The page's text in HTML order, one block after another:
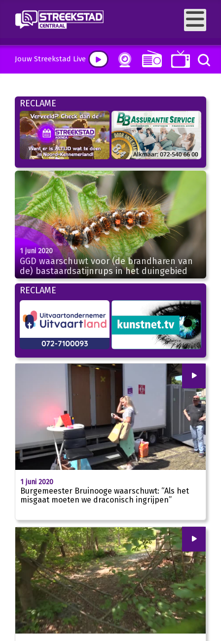
Jouw Streekstad Live
RECLAME
1 juni 2020
GGD waarschuwt voor (de brandharen van
de) bastaardsatijnrups in het duingebied
RECLAME
00:00
1 juni 2020
Burgemeester Bruinooge waarschuwt: “Als het
misgaat moeten we draconisch ingrijpen”
00:00